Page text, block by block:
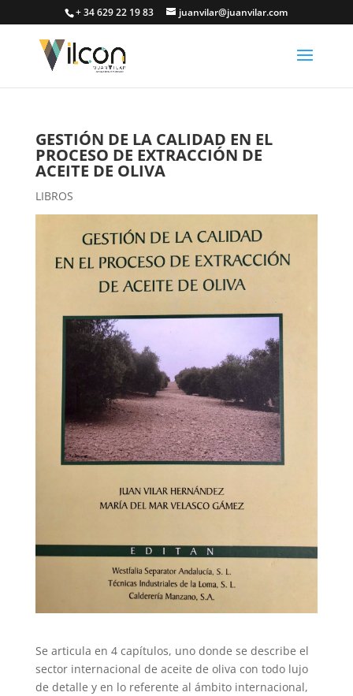
+ 34 629 22 19 83 juanvilar@juanvilar.com
GESTIÓN DE LA CALIDAD EN EL
PROCESO DE EXTRACCIÓN DE
ACEITE DE OLIVA
LIBROS
Se articula en 4 capítulos, uno donde se describe el
sector internacional de aceite de oliva con todo lujo
de detalle y en lo referente al ámbito internacional,